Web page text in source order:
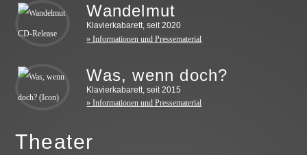
Wandelmut
Klavierkabarett, seit 2020
» Informationen und Pressematerial
Was, wenn doch?
Klavierkabarett, seit 2015
» Informationen und Pressematerial
Theater